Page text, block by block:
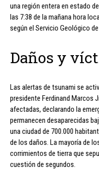
una región entera en estado
las 7:38 de la mañana hora
según el Servicio Geológico
Daños y
Las alertas de tsunami se
presidente Ferdinand Marcos
afectadas, declarando la
permanecen desaparecidas
una ciudad de 700.000
de los daños. La mayoría de
corrimientos de tierra que
cuestión de segundos.